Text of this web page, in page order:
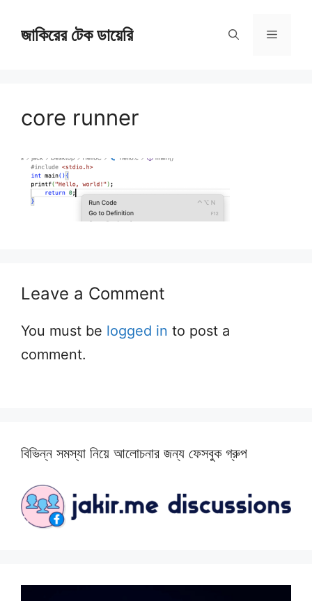
জাকিরের টেক ডায়েরি Menu
core runner
Leave a Comment
You must be logged in to post a
comment.
বিভিন্ন সমস্যা নিয়ে আলোচনার জন্য ফেসবুক গ্রুপ